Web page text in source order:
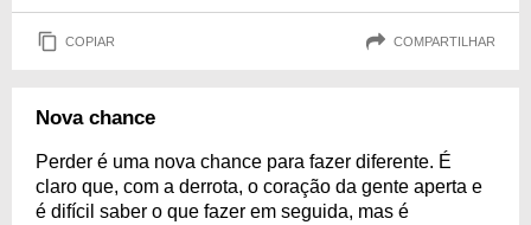
COPIAR COMPARTILHAR
Nova chance
Perder é uma nova chance para fazer diferente. É
claro que, com a derrota, o coração da gente aperta e
é difícil saber o que fazer em seguida, mas é